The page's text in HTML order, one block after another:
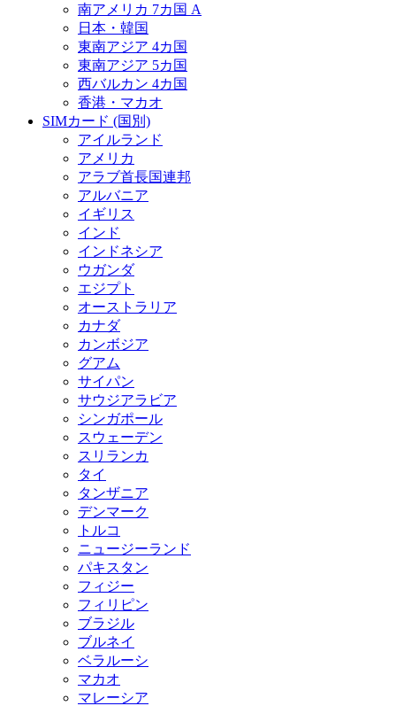
南アメリカ 7カ国 A
日本・韓国
東南アジア 4カ国
東南アジア 5カ国
西バルカン 4カ国
香港・マカオ
SIMカード (国別)
アイルランド
アメリカ
アラブ首長国連邦
アルバニア
イギリス
インド
インドネシア
ウガンダ
エジプト
オーストラリア
カナダ
カンボジア
グアム
サイパン
サウジアラビア
シンガポール
スウェーデン
スリランカ
タイ
タンザニア
デンマーク
トルコ
ニュージーランド
パキスタン
フィジー
フィリピン
ブラジル
ブルネイ
ベラルーシ
マカオ
マレーシア